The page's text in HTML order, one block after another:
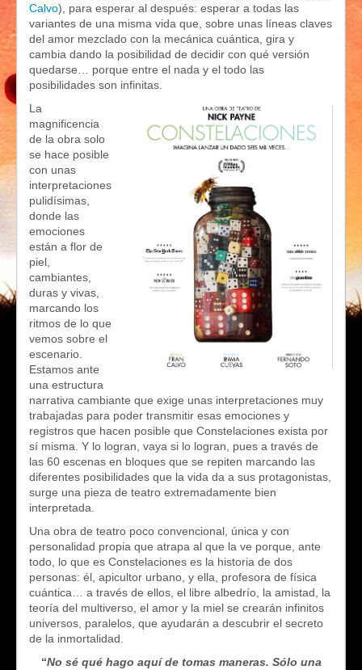
Calvo), para esperar al después: esperar a todas las
variantes de una misma vida que, sobre unas líneas claves
del amor mezclado con la mecánica cuántica, gira y
cambia dando la posibilidad de decidir con qué versión
quedarse… porque entre el nada y el todo las
posibilidades son infinitas.
La
magnificencia
de la obra solo
se hace posible
con unas
interpretaciones
pulidísimas,
donde las
emociones
están a flor de
piel,
cambiantes,
duras y vivas,
marcando los
ritmos de lo que
vemos sobre el
escenario.
Estamos ante
una estructura
narrativa cambiante que exige unas interpretaciones muy
trabajadas para poder transmitir esas emociones y
registros que hacen posible que Constelaciones exista por
sí misma. Y lo logran, vaya si lo logran, pues a través de
las 60 escenas en bloques que se repiten marcando las
diferentes posibilidades que la vida da a sus protagonistas,
surge una pieza de teatro extremadamente bien
interpretada.
Una obra de teatro poco convencional, única y con
personalidad propia que atrapa al que la ve porque, ante
todo, lo que es Constelaciones es la historia de dos
personas: él, apicultor urbano, y ella, profesora de física
cuántica… a través de ellos, el libre albedrío, la amistad, la
teoría del multiverso, el amor y la miel se crearán infinitos
universos, paralelos, que ayudarán a descubrir el secreto
de la inmortalidad.
“No sé qué hago aquí de tomas maneras. Sólo una